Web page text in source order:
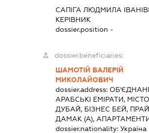
САПІГА ЛЮДМИЛА
КЕРІВНИК
dossier.position -
dossier.beneficiaries:
ШАМОТІЙ ВАЛЕРІЙ
МИКОЛАЙОВИЧ
dossier.address: ОБ'ЄДНАНІ
АРАБСЬКІ ЕМІРАТИ, МІСТО
ДУБАЙ, БІЗНЕС БЕЙ,
ДАМАК (А),
dossier.nationality: Україна